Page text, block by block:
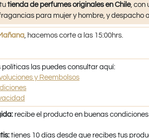
tienda de perfumes originales en Chile, con
para mujer y hombre, y despacho
, hacemos corte a las 15:00hrs.
políticas las puedes consultar aquí:
y Reembolsos
recibe el producto en buenas
tienes 10 días desde que recibes tus